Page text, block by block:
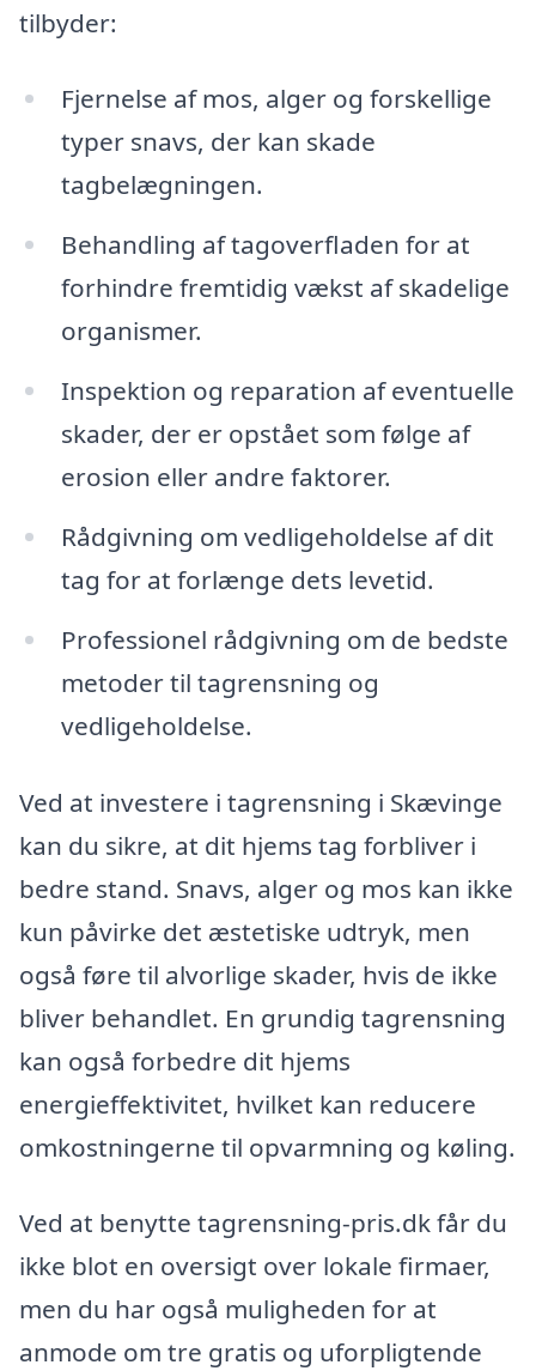
tilbyder:
Fjernelse af mos, alger og forskellige
typer snavs, der kan skade
tagbelægningen.
Behandling af tagoverfladen for at
forhindre fremtidig vækst af skadelige
organismer.
Inspektion og reparation af eventuelle
skader, der er opstået som følge af
erosion eller andre faktorer.
Rådgivning om vedligeholdelse af dit
tag for at forlænge dets levetid.
Professionel rådgivning om de bedste
metoder til tagrensning og
vedligeholdelse.
Ved at investere i tagrensning i Skævinge
kan du sikre, at dit hjems tag forbliver i
bedre stand. Snavs, alger og mos kan ikke
kun påvirke det æstetiske udtryk, men
også føre til alvorlige skader, hvis de ikke
bliver behandlet. En grundig tagrensning
kan også forbedre dit hjems
energieffektivitet, hvilket kan reducere
omkostningerne til opvarmning og køling.
Ved at benytte tagrensning-pris.dk får du
ikke blot en oversigt over lokale firmaer,
men du har også muligheden for at
anmode om tre gratis og uforpligtende